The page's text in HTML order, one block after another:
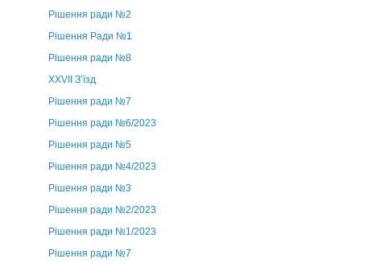
Рішення ради №2
Рішення Ради №1
Рішення ради №8
ХХVII З’їзд
Рішення ради №7
Рішення ради №6/2023
Рішення ради №5
Рішення ради №4/2023
Рішення ради №3
Рішення ради №2/2023
Рішення ради №1/2023
Рішення ради №7